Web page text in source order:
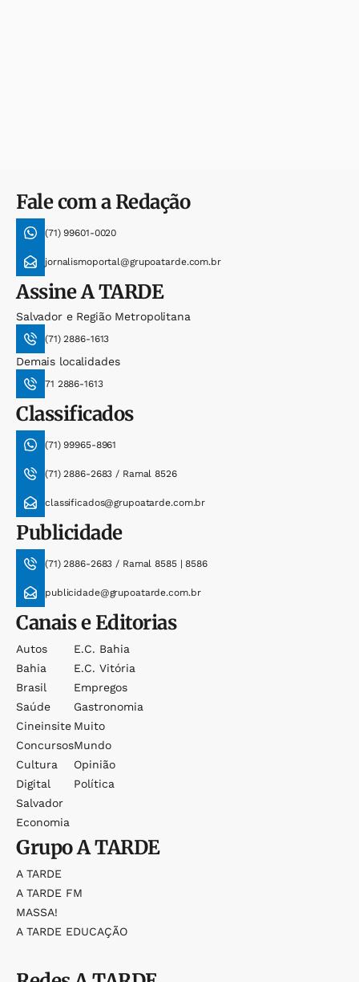
Fale com a Redação
(71) 99601-0020
jornalismoportal@grupoatarde.com.br
AssineA TARDE
Salvador e Região Metropolitana
(71) 2886-1613
Demais localidades
71 2886-1613
Classificados
(71) 99965-8961
(71) 2886-2683 / Ramal 8526
classificados@grupoatarde.com.br
Publicidade
(71) 2886-2683 / Ramal 8585 | 8586
publicidade@grupoatarde.com.br
Canais e Editorias
Autos
Bahia
Brasil
Saúde
Cineinsite
Concursos
Cultura
Digital
Salvador
Economia
E.c. Bahia
E.c. Vitória
Empregos
Gastronomia
Muito
Mundo
Opinião
Política
GrupoA TARDE
A TARDE
A TARDE FM
MASSA!
A TARDE EDUCAÇÃO